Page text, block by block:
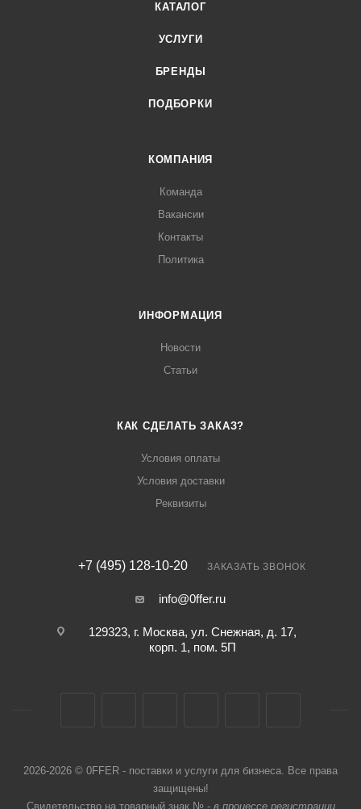
КАТАЛОГ
УСЛУГИ
БРЕНДЫ
ПОДБОРКИ
КОМПАНИЯ
Команда
Вакансии
Контакты
Политика
ИНФОРМАЦИЯ
Новости
Статьи
КАК СДЕЛАТЬ ЗАКАЗ?
Условия оплаты
Условия доставки
Реквизиты
+7 (495) 128-10-20 ЗАКАЗАТЬ ЗВОНОК
info@0ffer.ru
129323, г. Москва, ул. Снежная, д. 17,
корп. 1, пом. 5П
2026-2026 © 0FFER - поставки и услуги для бизнеса. Все права
защищены!
Свидетельство на товарный знак № - в процессе регистрации